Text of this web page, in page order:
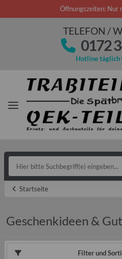
Öffnungszeiten: Nur
TELEFON /
0172
Hotline täglich
Startseite
Geschenkideen &
Filter und